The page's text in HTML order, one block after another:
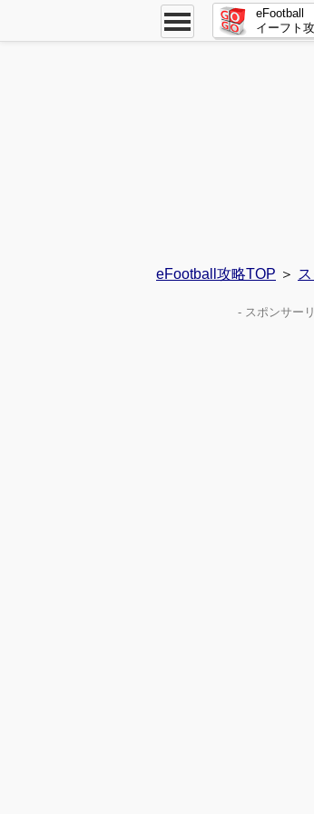
eFootball
イーフト
eFootball攻略TOP ＞
- スポンサー